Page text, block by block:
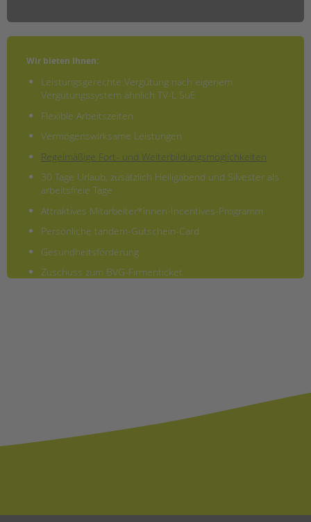
Wir bieten Ihnen:
Leistungsgerechte Vergütung nach eigenem
Vergütungssystem ähnlich TV-L SuE
Flexible Arbeitszeiten
Vermögenswirksame Leistungen
Regelmäßige Fort- und Weiterbildungsmöglichkeiten
30 Tage Urlaub, zusätzlich Heiligabend und Silvester als
arbeitsfreie Tage
Attraktives Mitarbeiter*innen-Incentives-Programm
Persönliche tandem-Gutschein-Card
Gesundheitsförderung
Zuschuss zum BVG-Firmenticket